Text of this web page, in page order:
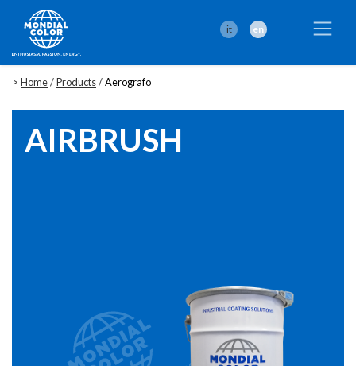
it en
> Home/Products/Aerografo
AIRBRUSH